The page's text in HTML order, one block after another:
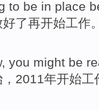
to be in place
好了再开始工作
, you might be
，2011年开始工